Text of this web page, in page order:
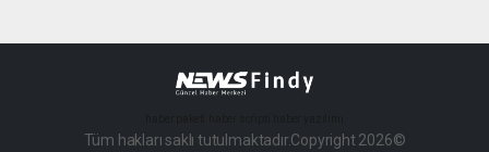
Tüm hakları saklı tutulmaktadır.Copyright 2026©